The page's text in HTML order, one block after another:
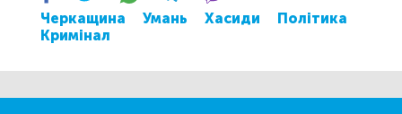
Черкащина Умань Хасиди
Політика
Кримінал